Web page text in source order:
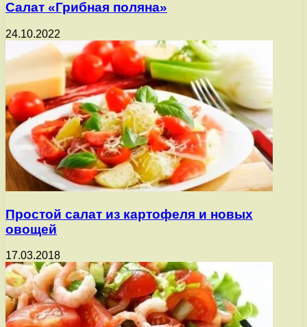
Салат «Грибная поляна»
24.10.2022
Простой салат из картофеля и новых
овощей
17.03.2018